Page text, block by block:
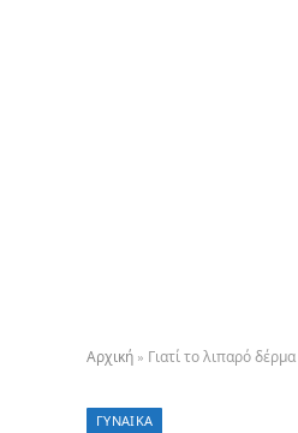
Αρχική » Γιατί το λιπαρό
ΓΥΝΑΙΚΑ